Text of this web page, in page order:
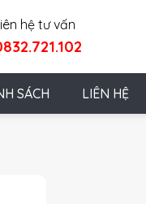
hệ tư vấn
SÁCH LIÊN HỆ